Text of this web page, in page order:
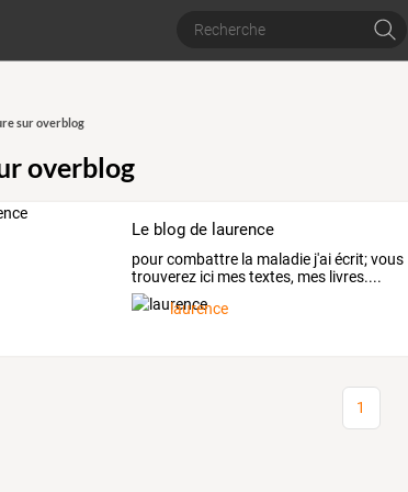
sur overblog
overblog
Le blog de laurence
pour combattre la maladie j'ai écrit; vous
trouverez ici mes textes, mes livres....
laurence
1